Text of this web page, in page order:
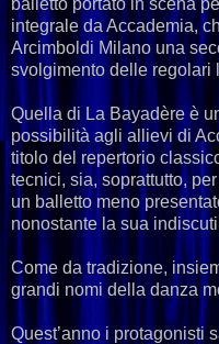
balletto portato in scena
integrale da Accademia,
Arcimboldi Milano una
svolgimento delle regolari
Quella di La Bayadère è
possibilità agli allievi di
titolo del repertorio
tecnici, sia, soprattutto,
un balletto meno
nonostante la sua
Come da tradizione,
grandi nomi della danza
Quest’anno i protagonisti